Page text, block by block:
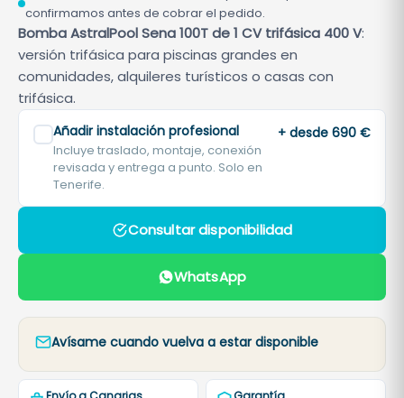
confirmamos antes de cobrar el pedido.
Bomba AstralPool Sena 100T de 1 CV trifásica 400 V:
versión trifásica para piscinas grandes en
comunidades, alquileres turísticos o casas con
trifásica.
Añadir instalación profesional
Incluye traslado, montaje, conexión
revisada y entrega a punto. Solo en
Tenerife.
+ desde 690 €
Consultar disponibilidad
WhatsApp
Avísame cuando vuelva a estar disponible